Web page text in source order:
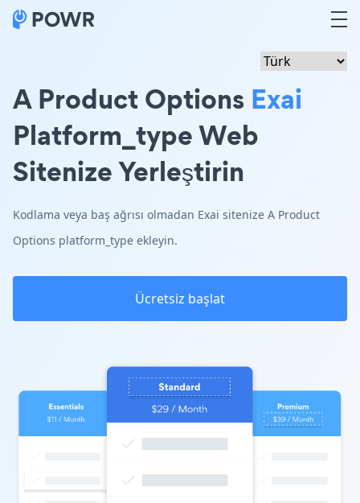
A Product Options Exai
Platform_type Web
Sitenize Yerleştirin
Kodlama veya baş ağrısı olmadan Exai sitenize A Product
Options platform_type ekleyin.
Ücretsiz başlat